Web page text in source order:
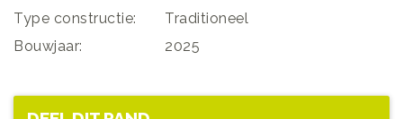
Type constructie:
Traditioneel
Bouwjaar:
2025